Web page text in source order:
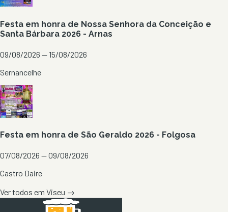
Festa em honra de Nossa Senhora da Conceição e
Santa Bárbara 2026 - Arnas
09/08/2026 — 15/08/2026
Sernancelhe
Festa em honra de São Geraldo 2026 - Folgosa
07/08/2026 — 09/08/2026
Castro Daire
Ver todos em Viseu →